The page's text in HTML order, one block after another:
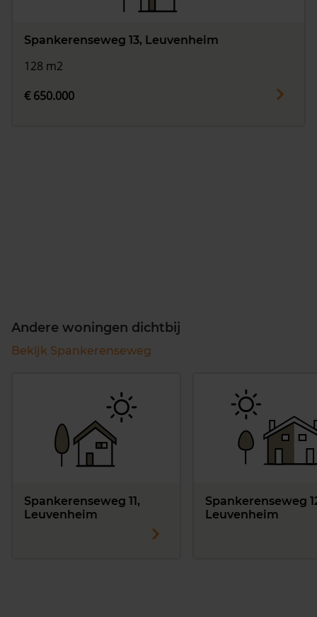
Spankerenseweg 13, Leuvenheim
128 m2
€ 650.000
Andere woningen dichtbij
Bekijk Spankerenseweg
Spankerenseweg 11,
Leuvenheim
Spankerenseweg
Leuvenheim